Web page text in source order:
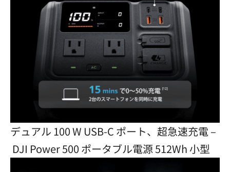
デュアル 100 W USB-C ポート、超急速充電 –
DJI Power 500 ポータブル電源 512Wh 小型